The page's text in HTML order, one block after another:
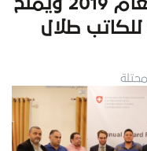
السنوية لحرية الاعلام لعام 2019 ويمنح
للكاتب طلال